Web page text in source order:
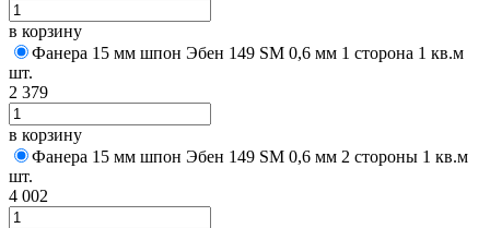
в корзину
Фанера 15 мм шпон Эбен 149 SM 0,6 мм 1 сторона 1 кв.м
шт.
2 379
в корзину
Фанера 15 мм шпон Эбен 149 SM 0,6 мм 2 стороны 1 кв.м
шт.
4 002